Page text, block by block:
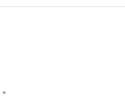
*